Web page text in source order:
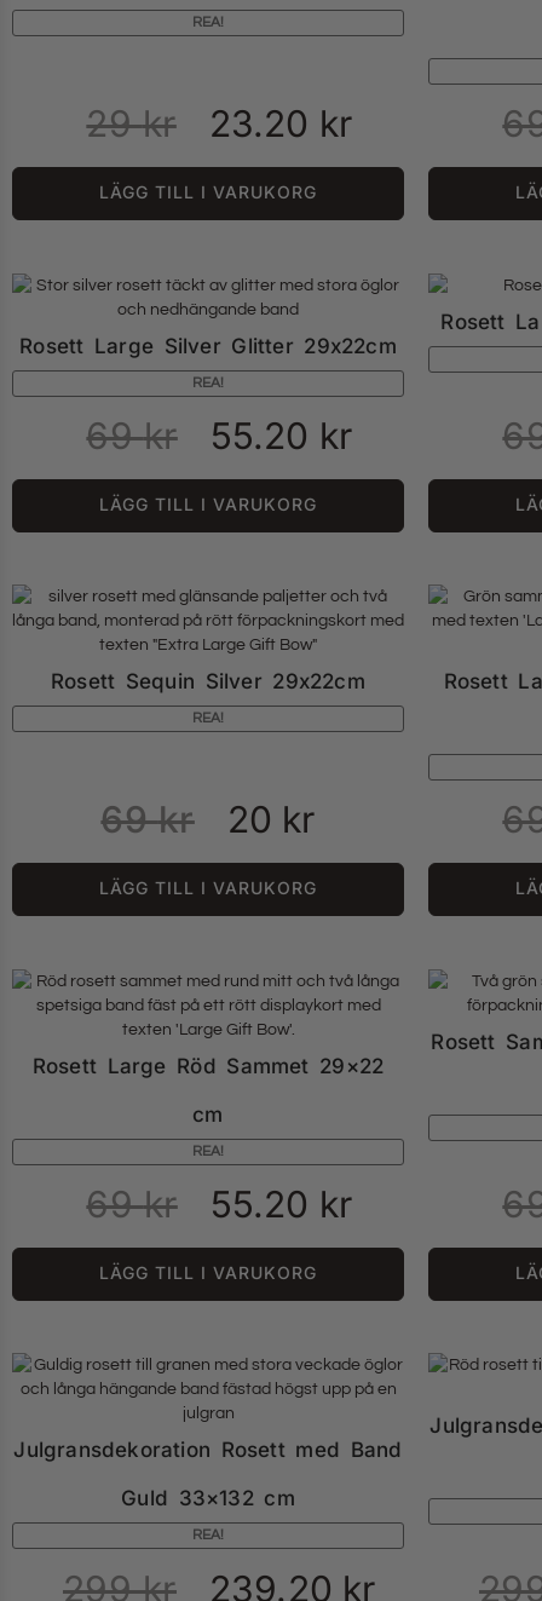
REA!
29kr 23.20 kr
LÄGG TILL I VARUKORG
Rosett Large Silver Glitter 29x22cm
REA!
69kr 55.20 kr
LÄGG TILL I VARUKORG
Rosett
Rosett Sequin Silver 29x22cm
REA!
69kr 20 kr
LÄGG TILL I VARUKORG
Rosett
Rosett Large Röd Sammet 29×22
cm
REA!
69kr 55.20 kr
LÄGG TILL I VARUKORG
Rosett
Julgransdekoration Rosett med Band
Guld 33×132 cm
REA!
299kr 239.20 kr